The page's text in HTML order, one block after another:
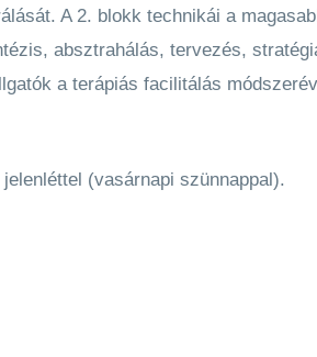
A 2. blokk technikái a
absztrahálás, tervezés,
a terápiás facilitálás
(vasárnapi szünnappal).